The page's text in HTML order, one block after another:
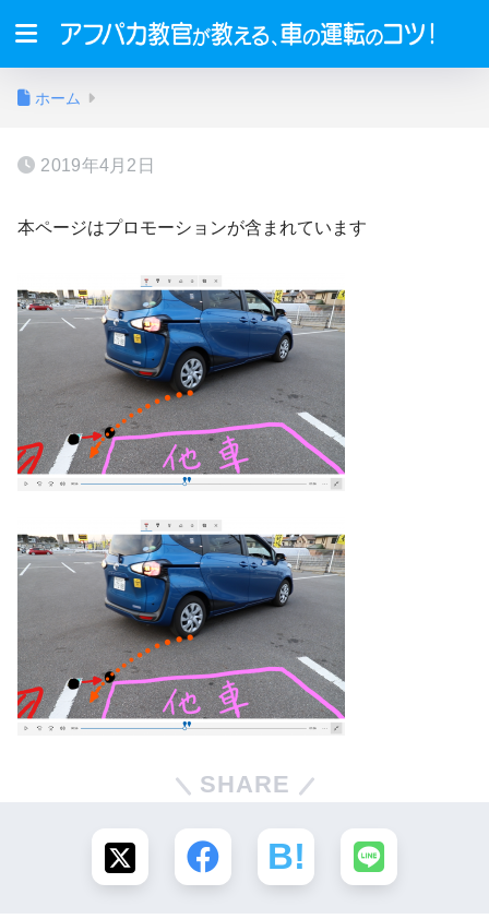
ホーム
2019年4月2日
本ページはプロモーションが含まれています
SHARE